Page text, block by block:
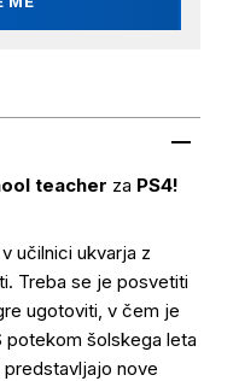
teacher za PS4!
učilnici ukvarja z
Treba se je posvetiti
ugotoviti, v čem je
potekom šolskega leta
nove